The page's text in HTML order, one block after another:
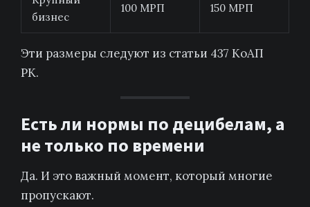
бизнес
100 МРП 150 МРП
Эти размеры следуют из статьи 437 КоАП
РК.
Есть ли нормы по децибелам, а
не только по времени
Да. И это важный момент, который многие
пропускают.